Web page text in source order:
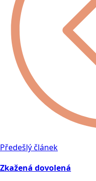
Předešlý článek
Zkažená dovolená